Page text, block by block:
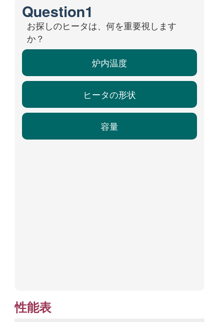
Question1
お探しのヒータは、何を重要視します
か？
炉内温度
ヒータの形状
容量
性能表